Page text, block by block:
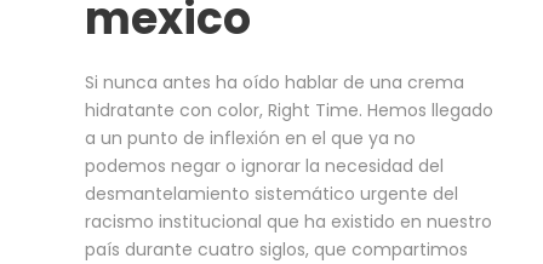
mexico
Si nunca antes ha oído hablar de una crema
hidratante con color, Right Time. Hemos llegado
a un punto de inflexión en el que ya no
podemos negar o ignorar la necesidad del
desmantelamiento sistemático urgente del
racismo institucional que ha existido en nuestro
país durante cuatro siglos, que compartimos